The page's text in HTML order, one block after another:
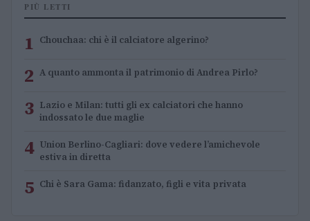
PIÙ LETTI
1 Chouchaa: chi è il calciatore algerino?
2 A quanto ammonta il patrimonio di Andrea Pirlo?
3 Lazio e Milan: tutti gli ex calciatori che hanno
indossato le due maglie
4 Union Berlino-Cagliari: dove vedere l’amichevole
estiva in diretta
5 Chi è Sara Gama: fidanzato, figli e vita privata